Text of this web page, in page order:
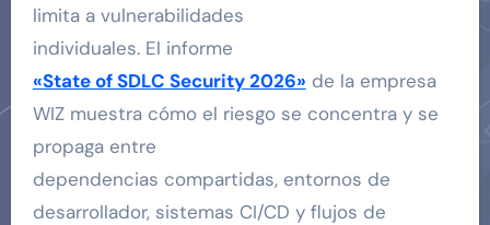
limita a vulnerabilidades
individuales. El informe
«State of SDLC Security 2026» de la empresa
WIZ muestra cómo el riesgo se concentra y se
propaga entre
dependencias compartidas, entornos de
desarrollador, sistemas CI/CD y flujos de